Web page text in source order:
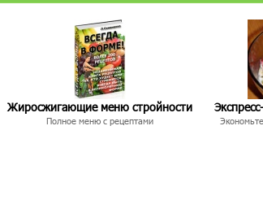
Жиросжигающие меню стройности
Полное меню с рецептами